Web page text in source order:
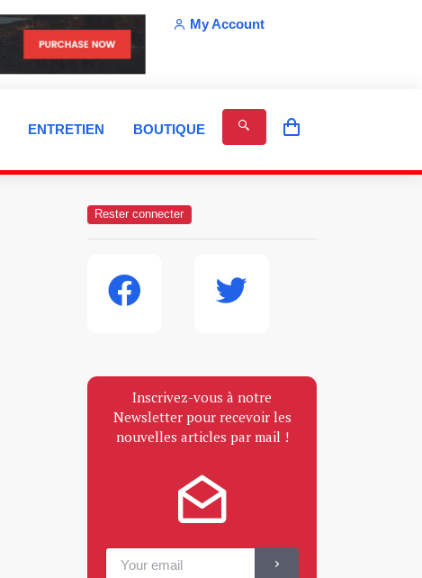
My Account
ENTRETIEN BOUTIQUE
Rester connecter
Inscrivez-vous à notre
Newsletter pour recevoir les
nouvelles articles par mail !